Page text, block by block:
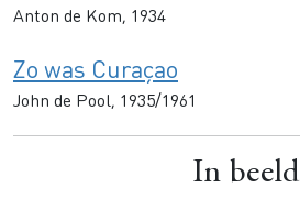
Anton de Kom, 1934
Zo was Curaçao
John de Pool, 1935/1961
In beeld